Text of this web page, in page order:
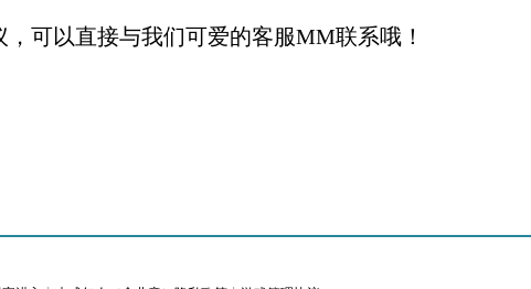
可以直接与我们可爱的客服MM联系哦！